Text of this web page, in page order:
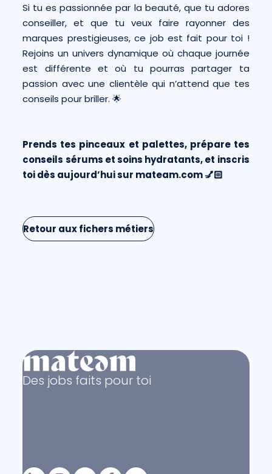
Si tu es passionnée par la beauté, que tu adores
conseiller, et que tu veux faire rayonner des
marques prestigieuses, ce job est fait pour toi !
Rejoins un univers dynamique où chaque journée
est différente et où tu pourras partager ta
passion avec une clientèle qui n’attend que tes
conseils pour briller. 🌟
Prends tes pinceaux et palettes, prépare tes
conseils sérums et soins hydratants, et inscris
toi dès aujourd’hui sur mateam.com💅🏻
Retour aux fichers métiers
Des jobs faits pour toi